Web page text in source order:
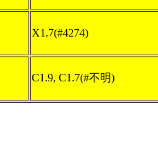
X1.7(#4274)
C1.9, C1.7(#不明)